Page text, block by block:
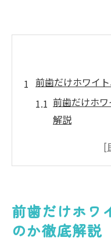
前歯だけホワイ
前歯だけホ
解説
前歯のホワ
前歯ホワイ
実体験
前歯だけホワ
のか徹底解説